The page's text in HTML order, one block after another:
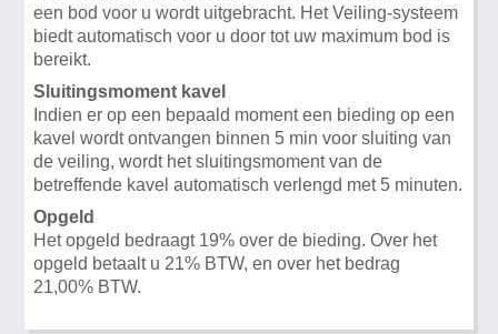
een bod voor u wordt uitgebracht. Het Veiling-systeem
biedt automatisch voor u door tot uw maximum bod is
bereikt.
Sluitingsmoment kavel
Indien er op een bepaald moment een bieding op een
kavel wordt ontvangen binnen 5 min voor sluiting van
de veiling, wordt het sluitingsmoment van de
betreffende kavel automatisch verlengd met 5 minuten.
Opgeld
Het opgeld bedraagt 19% over de bieding. Over het
opgeld betaalt u 21% BTW, en over het bedrag
21,00% BTW.